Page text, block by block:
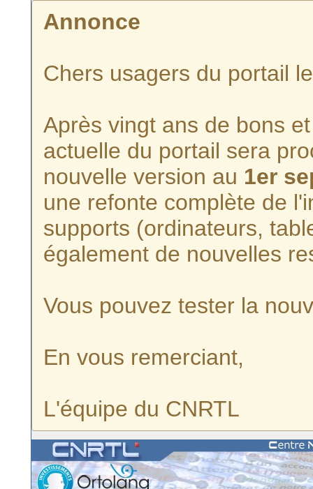
Annonce
Chers usagers du portail
Après vingt ans de bons
actuelle du portail sera
nouvelle version au 1er
une refonte complète de
supports (ordinateurs,
également de nouvelles
Vous pouvez tester la
En vous remerciant,
L'équipe du CNRTL